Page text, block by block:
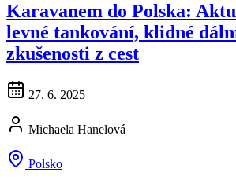
Karavanem do Polska:
levné tankování, klidné
zkušenosti z cest
27. 6. 2025
Michaela Hanelová
Polsko